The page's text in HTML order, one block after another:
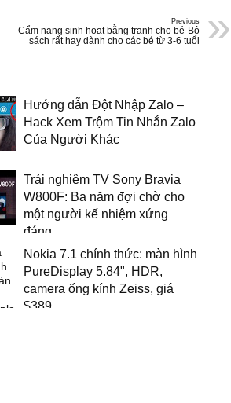
»
Previous
Cẩm nang sinh hoạt bằng tranh cho bé-Bộ
sách rất hay dành cho các bé từ 3-6 tuổi
Hướng dẫn Đột Nhập Zalo –
Hack Xem Trộm Tin Nhắn Zalo
Của Người Khác
Trải nghiệm TV Sony Bravia
W800F: Ba năm đợi chờ cho
một người kế nhiệm xứng
đáng
Nokia 7.1 chính thức: màn hình
PureDisplay 5.84", HDR,
camera ống kính Zeiss, giá
$389